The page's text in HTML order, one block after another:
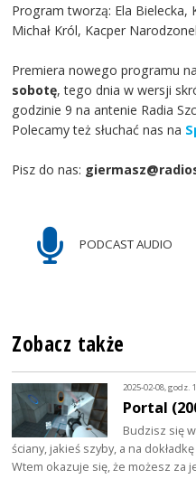
Program tworzą: Ela Bielecka,
Michał Król, Kacper
Premiera nowego programu
sobotę, tego dnia w wersji
godzinie 9 na antenie Radia
Polecamy też słuchać nas na
Pisz do nas:
PODCAST AUDIO
Zobacz także
2025-02-08, godz.
Portal
Budzisz się
ściany, jakieś szyby, a na
Wtem okazuje się, że możesz za